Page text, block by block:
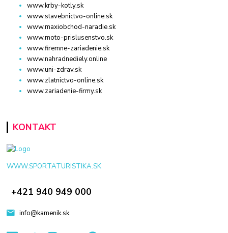
www.krby-kotly.sk
www.stavebnictvo-online.sk
www.maxiobchod-naradie.sk
www.moto-prislusenstvo.sk
www.firemne-zariadenie.sk
www.nahradnediely.online
www.uni-zdrav.sk
www.zlatnictvo-online.sk
www.zariadenie-firmy.sk
KONTAKT
WWW.SPORTATURISTIKA.SK
+421 940 949 000
info@kamenik.sk